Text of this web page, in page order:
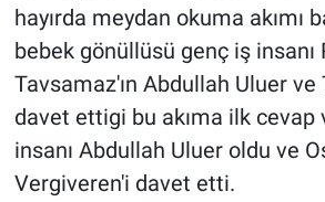
hayırda meydan okuma akımı
bebek gönüllüsü genç iş insanı
Tavsamaz'ın Abdullah Uluer
davet ettigi bu akıma ilk cevap
insanı Abdullah Uluer oldu ve
Vergiveren'i davet etti.
Asayiş
Kültür - Sanat
Politika
Magazin